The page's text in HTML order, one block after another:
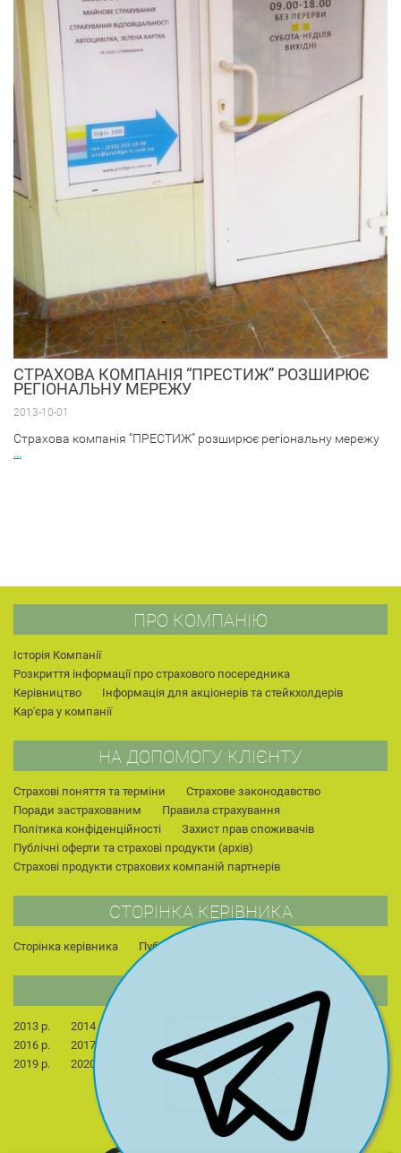
СТРАХОВА КОМПАНІЯ “ПРЕСТИЖ” РОЗШИРЮЄ
РЕГІОНАЛЬНУ МЕРЕЖУ
2013-10-01
Страхова компанія “ПРЕСТИЖ” розширює регіональну мережу
...
ПРО КОМПАНІЮ
Історія Компанії
Розкриття інформації про страхового посередника
Керівництво
Інформація для акціонерів та стейкхолдерів
Кар'єра у компанії
НА ДОПОМОГУ КЛІЄНТУ
Страхові поняття та терміни
Страхове законодавство
Поради застрахованим
Правила страхування
Політика конфіденційності
Захист прав споживачів
Публічні оферти та страхові продукти (архів)
Страхові продукти страхових компаній партнерів
СТОРІНКА КЕРІВНИКА
Сторінка керівника Публікації
НОВИНИ КОМПАНІЇ
2013 р. 2014 р.
2016 р.
2017 р.
2019 р.
2020 р. 2021 р.
2022 р. 2023 р.
2024 р.
2025 р.
2026 р.